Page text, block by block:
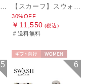
【スカーフ】スウォッシュロンドン (SWASH LONDON) Picture Postcard 88cm×88cm シルクスカーフ 日本製
【スカーフ】スウォッシュロンドン (SWASH LONDON) Ferris Festivity 68cm×68cm シルクスカーフ 日本製
30%OFF
￥11,550 (税込)
＃送料無料
5 WOMEN 6